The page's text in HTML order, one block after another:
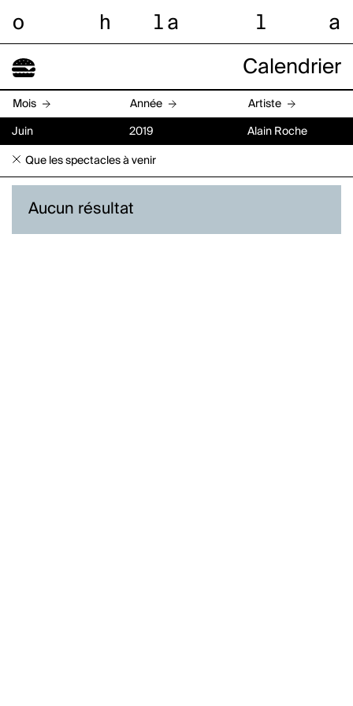
o h l a l a
Calendrier
Mois Année Artiste
Juin 2019 Alain Roche
Que les spectacles à venir
Aucun résultat